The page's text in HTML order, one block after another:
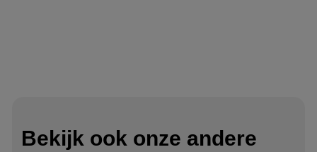
Bekijk ook onze andere